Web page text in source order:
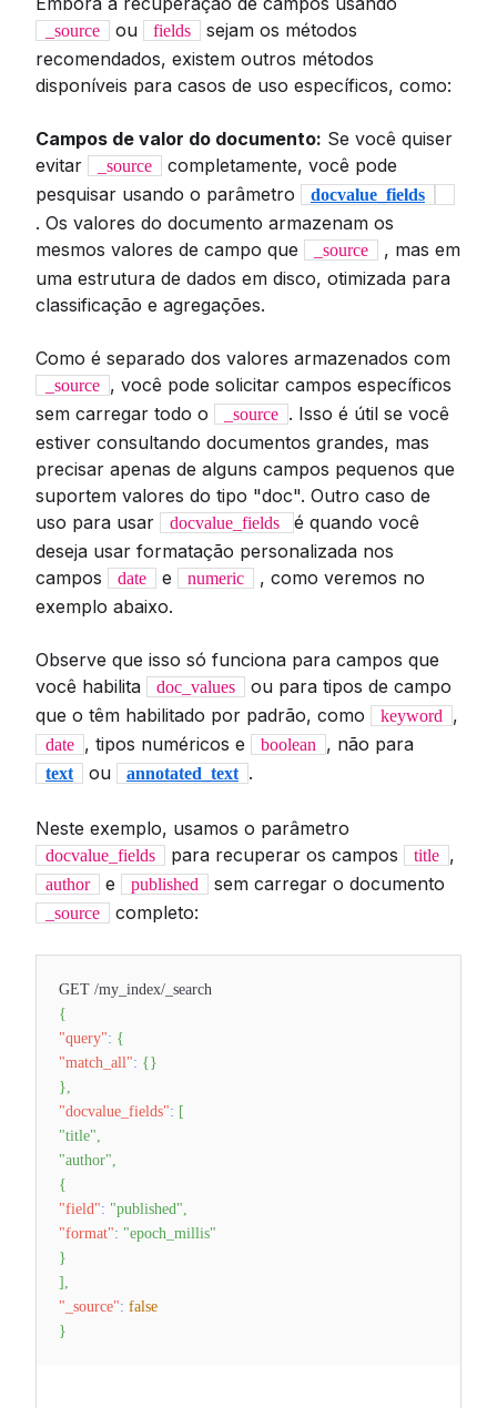
_source ou fields
sejam os métodos
recomendados, existem outros métodos
disponíveis para casos de uso específicos, como:
Campos de valor do documento: Se você quiser
evitar
_source
completamente, você pode
pesquisar usando o parâmetro
docvalue_fields
. Os valores do documento armazenam os
mesmos valores de campo que
_source
, mas em
uma estrutura de dados em disco, otimizada para
classificação e agregações.
Como é separado dos valores armazenados com
_source , você pode solicitar campos específicos
sem carregar todo o
_source . Isso é útil se você
estiver consultando documentos grandes, mas
precisar apenas de alguns campos pequenos que
suportem valores do tipo "doc". Outro caso de
uso para usar
docvalue_fields
é quando você
deseja usar formatação personalizada nos
campos
date e numeric
, como veremos no
exemplo abaixo.
Observe que isso só funciona para campos que
você habilita
doc_values
ou para tipos de campo
que o têm habilitado por padrão, como
keyword ,
date , tipos numéricos e boolean , não para
text ou annotated_text .
Neste exemplo, usamos o parâmetro
docvalue_fields para recuperar os campos title ,
author e published sem carregar o documento
_source completo:
GET /my_index/_search
{
"query": {
"match_all": {}
},
"docvalue_fields": [
"title",
"author",
{
"field": "published",
"format": "epoch_millis"
}
] ,
"_source": false
}